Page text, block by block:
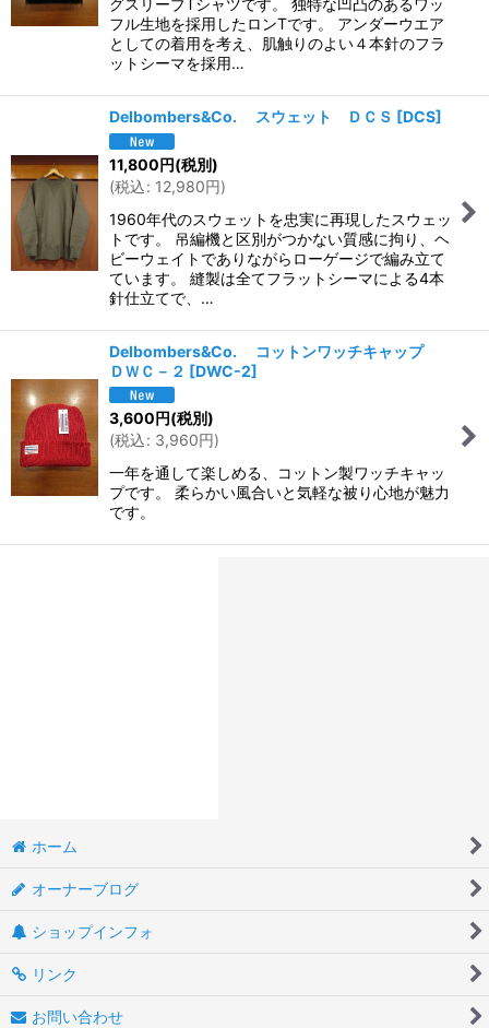
グスリーブTシャツです。 独特な凹凸のあるワッ
フル生地を採用したロンTです。 アンダーウエア
としての着用を考え、肌触りのよい４本針のフラ
ットシーマを採用…
Delbombers&Co. スウェット ＤＣＳ [DCS]
11,800円(税別)
(税込: 12,980円)
1960年代のスウェットを忠実に再現したスウェッ
トです。 吊編機と区別がつかない質感に拘り、ヘ
ビーウェイトでありながらローゲージで編み立て
ています。 縫製は全てフラットシーマによる4本
針仕立てで、…
Delbombers&Co. コットンワッチキャップ
ＤＷＣ－２ [DWC-2]
3,600円(税別)
(税込: 3,960円)
一年を通して楽しめる、コットン製ワッチキャッ
プです。 柔らかい風合いと気軽な被り心地が魅力
です。
ホーム
オーナーブログ
ショップインフォ
リンク
お問い合わせ